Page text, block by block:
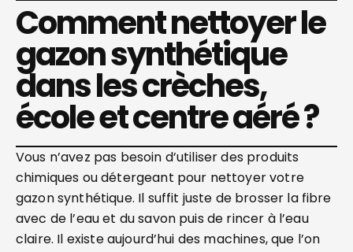
Comment nettoyer le
gazon synthétique
dans les crèches,
école et centre aéré ?
Vous n’avez pas besoin d’utiliser des produits
chimiques ou détergeant pour nettoyer votre
gazon synthétique. Il suffit juste de brosser la fibre
avec de l’eau et du savon puis de rincer à l’eau
claire. Il existe aujourd’hui des machines, que l’on